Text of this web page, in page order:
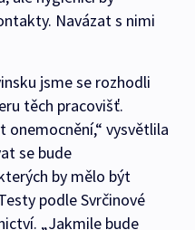
Navázat s nimi
jsme se rozhodli
těch pracovišť.
onemocnění,“ vysvětlila
se bude
by mělo být
podle Svrčinové
„Jakmile bude